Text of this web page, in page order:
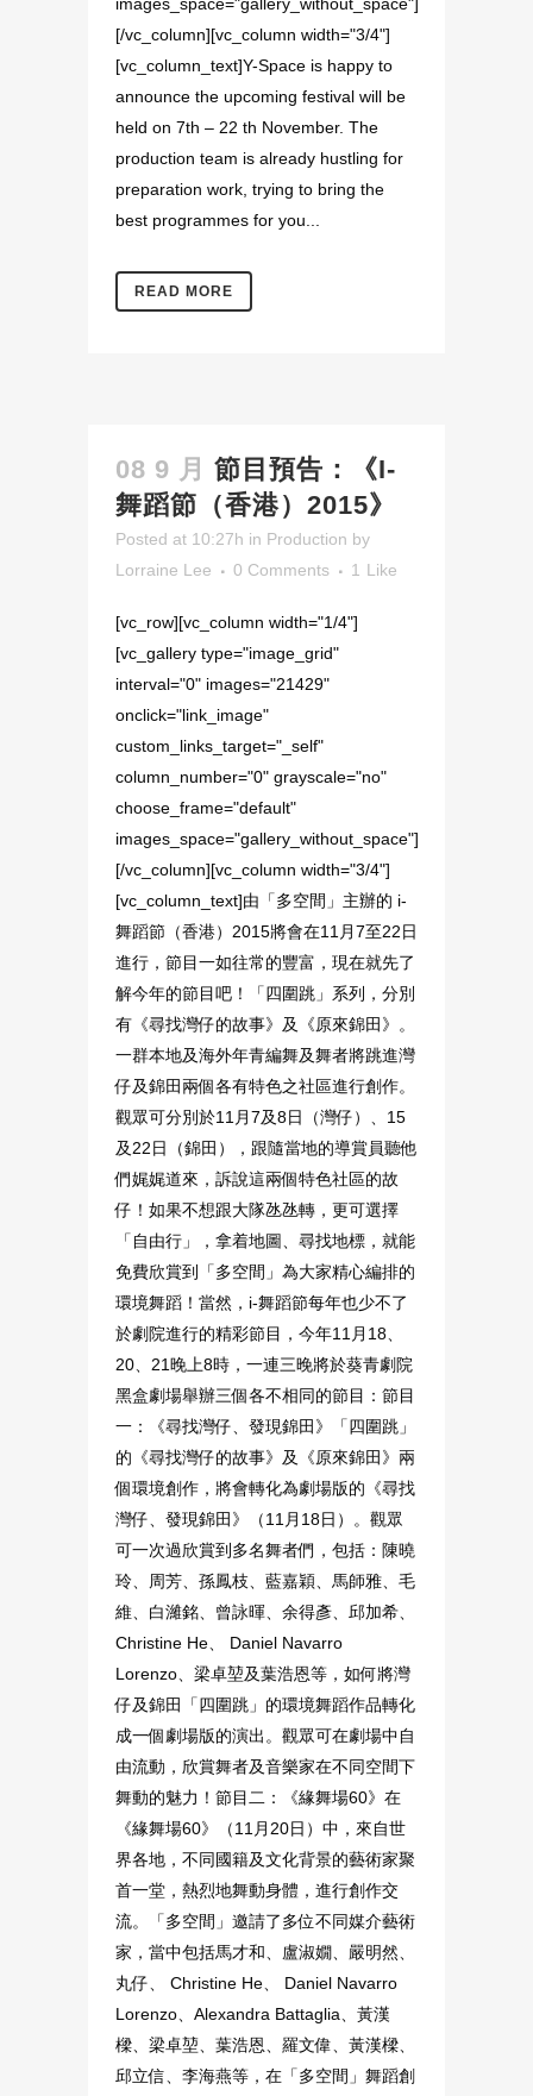
[/vc_column][vc_column width="3/4"]
[vc_column_text]Y-Space is happy to
announce the upcoming festival will be
held on 7th – 22 th November. The
production team is already hustling for
preparation work, trying to bring the
best programmes for you...
READ MORE
08 9 月 節目預告：《I-
舞蹈節（香港）2015》
Posted at 10:27h in Production by
Lorraine Lee
0 Comments 1 Like
[vc_row][vc_column width="1/4"]
[vc_gallery type="image_grid"
interval="0" images="21429"
onclick="link_image"
custom_links_target="_self"
column_number="0" grayscale="no"
choose_frame="default"
images_space="gallery_without_space"]
[/vc_column][vc_column width="3/4"]
[vc_column_text]由「多空間」主辦的 i-
舞蹈節（香港）2015將會在11月7至22日
進行，節目一如往常的豐富，現在就先了
解今年的節目吧！「四圍跳」系列，分別
有《尋找灣仔的故事》及《原來錦田》。
一群本地及海外年青編舞及舞者將跳進灣
仔及錦田兩個各有特色之社區進行創作。
觀眾可分別於11月7及8日（灣仔）、15
及22日（錦田），跟隨當地的導賞員聽他
們娓娓道來，訴說這兩個特色社區的故
仔！如果不想跟大隊氹氹轉，更可選擇
「自由行」，拿着地圖、尋找地標，就能
免費欣賞到「多空間」為大家精心編排的
環境舞蹈！當然，i-舞蹈節每年也少不了
於劇院進行的精彩節目，今年11月18、
20、21晚上8時，一連三晚將於葵青劇院
黑盒劇場舉辦三個各不相同的節目：節目
一：《尋找灣仔、發現錦田》「四圍跳」
的《尋找灣仔的故事》及《原來錦田》兩
個環境創作，將會轉化為劇場版的《尋找
灣仔、發現錦田》（11月18日）。觀眾
可一次過欣賞到多名舞者們，包括：陳曉
玲、周芳、孫鳳枝、藍嘉穎、馬師雅、毛
維、白濰銘、曾詠暉、余得彥、邱加希、
Christine He、 Daniel Navarro
Lorenzo、梁卓堃及葉浩恩等，如何將灣
仔及錦田「四圍跳」的環境舞蹈作品轉化
成一個劇場版的演出。觀眾可在劇場中自
由流動，欣賞舞者及音樂家在不同空間下
舞動的魅力！節目二：《緣舞場60》在
《緣舞場60》（11月20日）中，來自世
界各地，不同國籍及文化背景的藝術家聚
首一堂，熱烈地舞動身體，進行創作交
流。「多空間」邀請了多位不同媒介藝術
家，當中包括馬才和、盧淑嫺、嚴明然、
丸仔、 Christine He、 Daniel Navarro
Lorenzo、Alexandra Battaglia、黃漢
樑、梁卓堃、葉浩恩、羅文偉、黃漢樑、
邱立信、李海燕等，在「多空間」舞蹈創